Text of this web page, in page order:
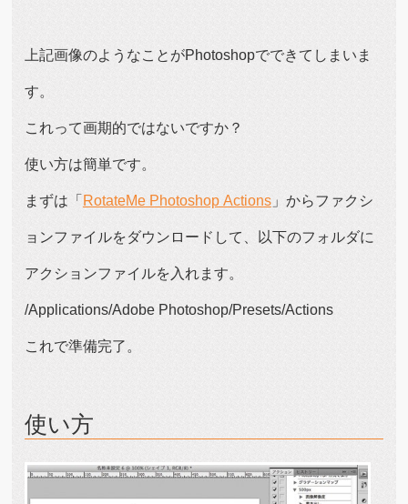
上記画像のようなことがPhotoshopでできてしまいま
す。
これって画期的ではないですか？
使い方は簡単です。
まずは「RotateMe Photoshop Actions」からファクシ
ョンファイルをダウンロードして、以下のフォルダに
アクションファイルを入れます。
/Applications/Adobe Photoshop/Presets/Actions
これで準備完了。
使い方